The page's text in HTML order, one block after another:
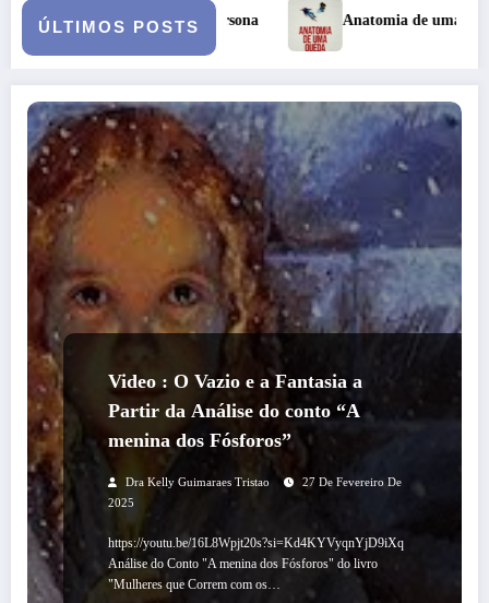
ÚLTIMOS POSTS
A Persona Anatomia de uma Queda: quando o
Video : O Vazio e a Fantasia a
Partir da Análise do conto “A
menina dos Fósforos”
Dra Kelly Guimaraes Tristao
27 De Fevereiro De
2025
https://youtu.be/16L8Wpjt20s?si=Kd4KYVyqnYjD9iXq
Análise do Conto "A menina dos Fósforos" do livro
"Mulheres que Correm com os…